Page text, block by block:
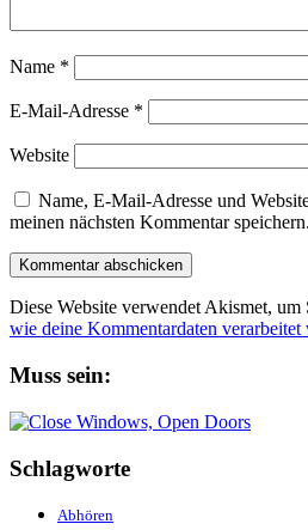
Name *
E-Mail-Adresse *
Website
Name, E-Mail-Adresse und
meinen nächsten Kommentar speichern.
Diese Website verwendet Akismet, um
wie deine Kommentardaten verarbeitet
Muss sein:
Schlagworte
Abhören